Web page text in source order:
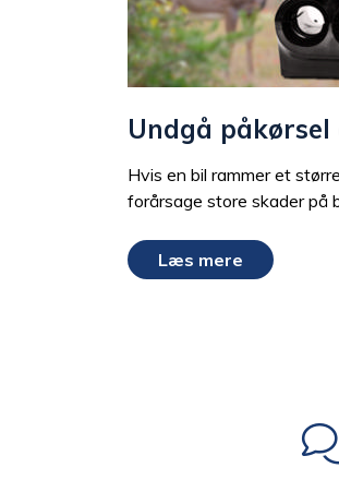
Undgå
Hvis en bil rammer et
forårsage store skader på
Læs mere